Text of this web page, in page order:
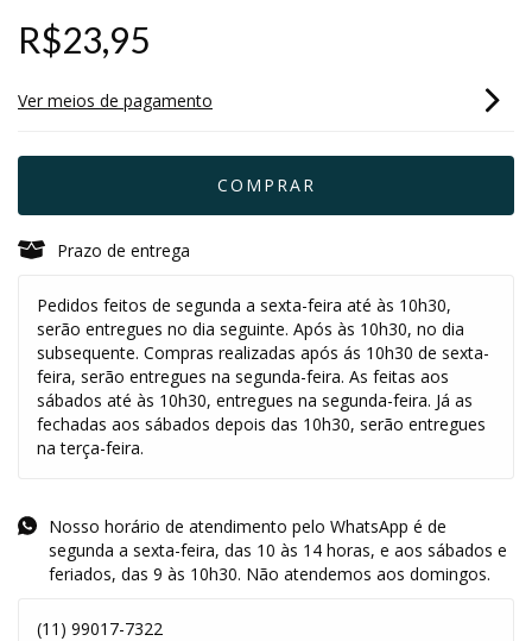
R$23,95
Ver meios de pagamento
Prazo de entrega
Pedidos feitos de segunda a sexta-feira até às 10h30,
serão entregues no dia seguinte. Após às 10h30, no dia
subsequente. Compras realizadas após ás 10h30 de sexta-
feira, serão entregues na segunda-feira. As feitas aos
sábados até às 10h30, entregues na segunda-feira. Já as
fechadas aos sábados depois das 10h30, serão entregues
na terça-feira.
Nosso horário de atendimento pelo WhatsApp é de
segunda a sexta-feira, das 10 às 14 horas, e aos sábados e
feriados, das 9 às 10h30. Não atendemos aos domingos.
(11) 99017-7322